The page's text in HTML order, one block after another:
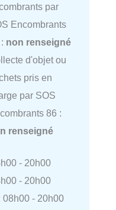
par
Encombrants
non renseigné
d'objet ou
pris en
par SOS
86 :
renseigné
- 20h00
- 20h00
08h00 - 20h00